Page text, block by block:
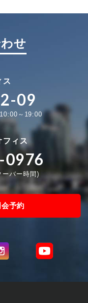
せ
ス
09
～19:00
フィス
ーバー時間)
予約